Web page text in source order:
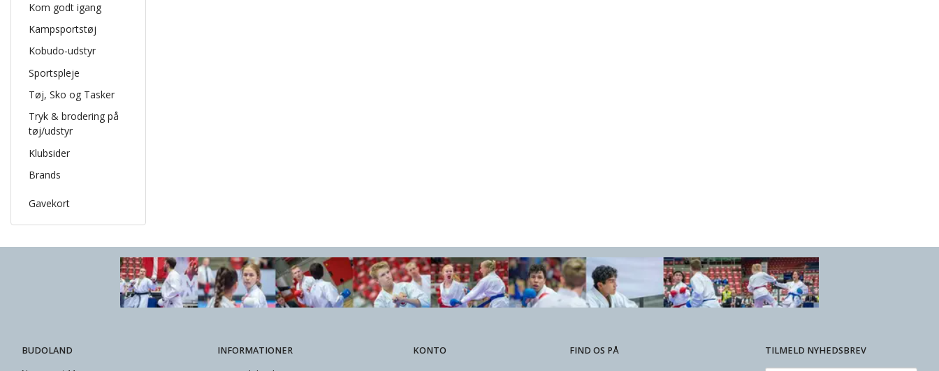
Kom godt igang
Kampsportstøj
Kobudo-udstyr
Sportspleje
Tøj, Sko og Tasker
Tryk & brodering på
tøj/udstyr
Klubsider
Brands
Gavekort
BUDOLAND
INFORMATIONER
KONTO FIND OS PÅ
TILMELD NYHEDSBREV